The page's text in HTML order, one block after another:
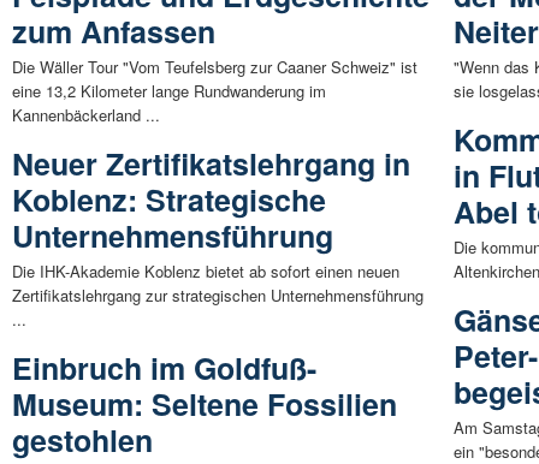
zum Anfassen
Die Wäller Tour "Vom Teufelsberg zur Caaner Schweiz" ist
eine 13,2 Kilometer lange Rundwanderung im
Kannenbäckerland ...
Neuer Zertifikatslehrgang in
Koblenz: Strategische
Unternehmensführung
Die IHK-Akademie Koblenz bietet ab sofort einen neuen
Zertifikatslehrgang zur strategischen Unternehmensführung
...
Einbruch im Goldfuß-
Museum: Seltene Fossilien
gestohlen
"Wenn das
sie
in
Abel
Die
Am
ein